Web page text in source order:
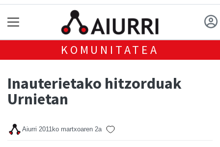
KOMUNITATEA
Inauterietako hitzorduak
Urnietan
Aiurri 2011ko martxoaren 2a